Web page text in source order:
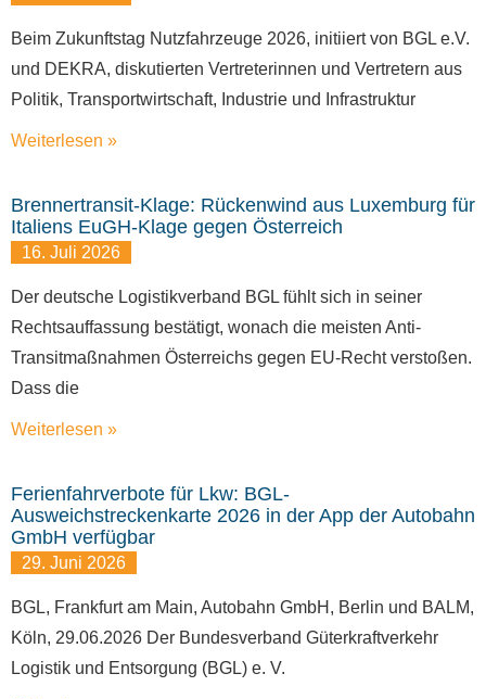
Beim Zukunftstag Nutzfahrzeuge 2026, initiiert von BGL e.V.
und DEKRA, diskutierten Vertreterinnen und Vertretern aus
Politik, Transportwirtschaft, Industrie und Infrastruktur
Weiterlesen »
Brennertransit-Klage: Rückenwind aus Luxemburg für
Italiens EuGH-Klage gegen Österreich
16. Juli 2026
Der deutsche Logistikverband BGL fühlt sich in seiner
Rechtsauffassung bestätigt, wonach die meisten Anti-
Transitmaßnahmen Österreichs gegen EU-Recht verstoßen.
Dass die
Weiterlesen »
Ferienfahrverbote für Lkw: BGL-
Ausweichstreckenkarte 2026 in der App der Autobahn
GmbH verfügbar
29. Juni 2026
BGL, Frankfurt am Main, Autobahn GmbH, Berlin und BALM,
Köln, 29.06.2026 Der Bundesverband Güterkraftverkehr
Logistik und Entsorgung (BGL) e. V.